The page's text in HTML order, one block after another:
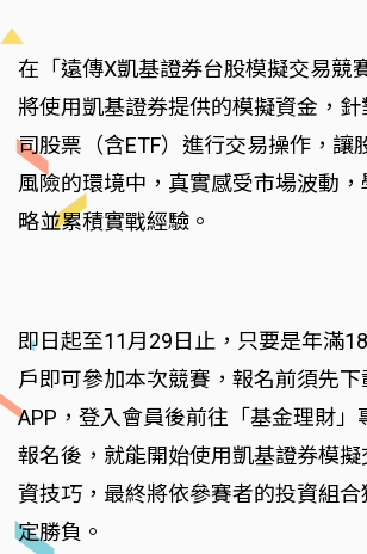
在「遠傳X凱基證券台股模擬交易競
將使用凱基證券提供的模擬資金，
司股票（含ETF）進行交易操作，讓
風險的環境中，真實感受市場波動
略並累積實戰經驗。
即日起至11月29日止，只要是年滿
戶即可參加本次競賽，報名前須先
APP，登入會員後前往「基金理財」
報名後，就能開始使用凱基證券模
資技巧，最終將依參賽者的投資組
定勝負。